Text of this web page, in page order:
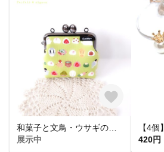
展示中
420円